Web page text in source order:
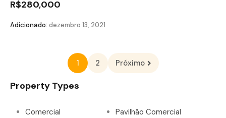
R$280,000
Adicionado: dezembro 13, 2021
1 2 Próximo
Property Types
Comercial
Pavilhão Comercial